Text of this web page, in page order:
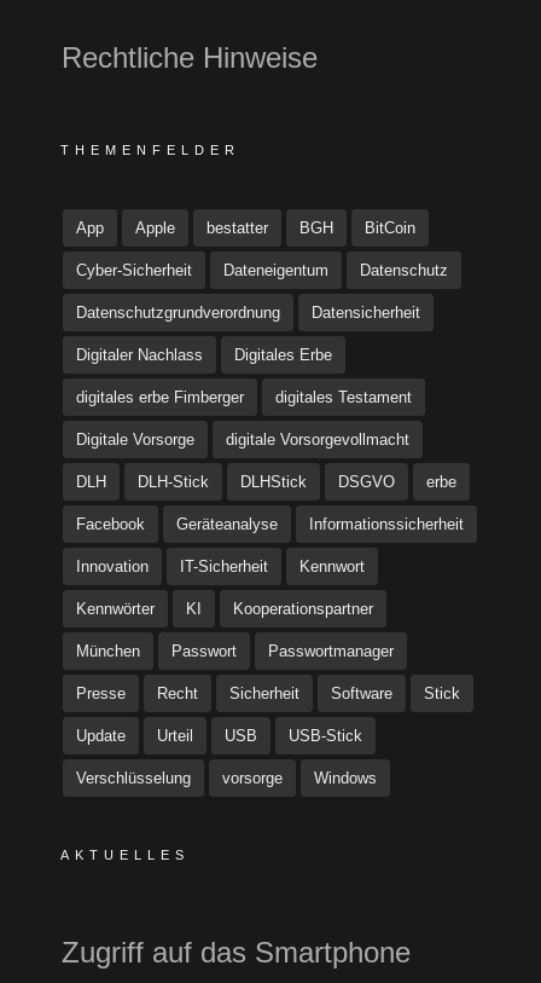
Rechtliche Hinweise
THEMENFELDER
App Apple bestatter BGH BitCoin
Cyber-Sicherheit Dateneigentum Datenschutz
Datenschutzgrundverordnung Datensicherheit
Digitaler Nachlass Digitales Erbe
digitales erbe Fimberger digitales Testament
Digitale Vorsorge digitale Vorsorgevollmacht
DLH DLH-Stick DLHStick DSGVO erbe
Facebook Geräteanalyse Informationssicherheit
Innovation IT-Sicherheit Kennwort
Kennwörter KI Kooperationspartner
München Passwort Passwortmanager
Presse Recht Sicherheit Software Stick
Update Urteil USB USB-Stick
Verschlüsselung vorsorge Windows
AKTUELLES
Zugriff auf das Smartphone